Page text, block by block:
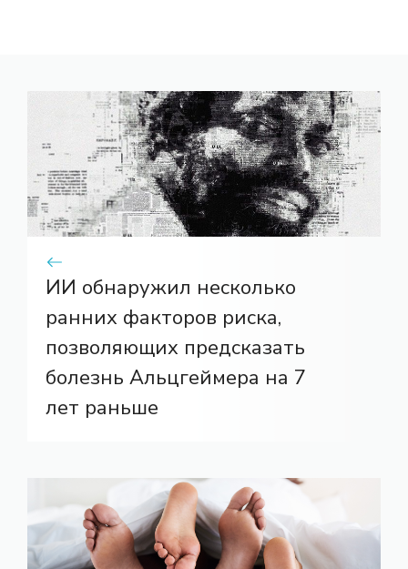
ИИ обнаружил несколько
ранних факторов риска,
позволяющих предсказать
болезнь Альцгеймера на 7
лет раньше